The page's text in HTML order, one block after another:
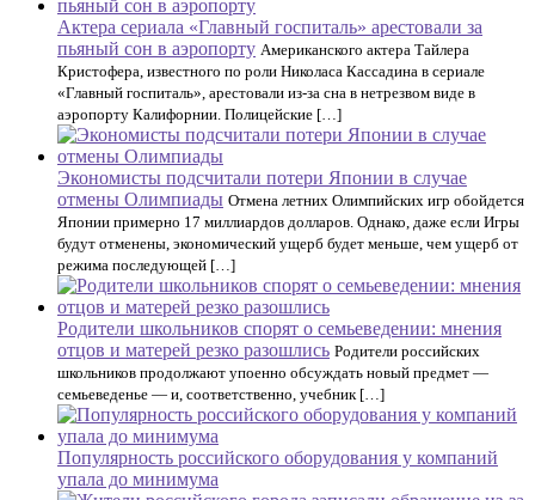
Актера сериала «Главный госпиталь» арестовали за
пьяный сон в аэропорту Американского актера Тайлера
Кристофера, известного по роли Николаса Кассадина в сериале
«Главный госпиталь», арестовали из-за сна в нетрезвом виде в
аэропорту Калифорнии. Полицейские […]
Экономисты подсчитали потери Японии в случае
отмены Олимпиады Отмена летних Олимпийских игр обойдется
Японии примерно 17 миллиардов долларов. Однако, даже если Игры
будут отменены, экономический ущерб будет меньше, чем ущерб от
режима последующей […]
Родители школьников спорят о семьеведении: мнения
отцов и матерей резко разошлись Родители российских
школьников продолжают упоенно обсуждать новый предмет —
семьеведенье — и, соответственно, учебник […]
Популярность российского оборудования у компаний
упала до минимума